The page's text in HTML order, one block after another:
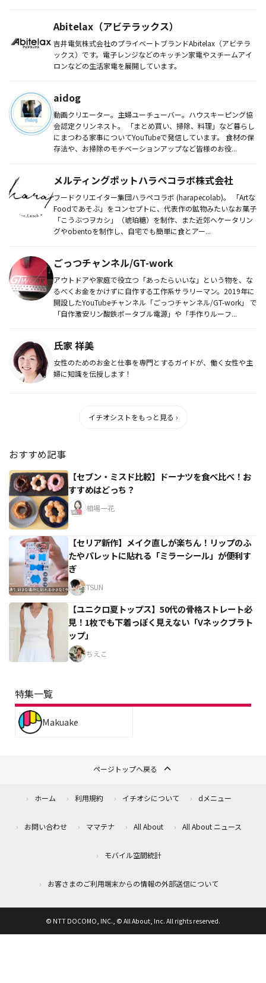
Abitelax（アビテラックス）
吉井電気株式会社のプライベートブランドAbitelax（アビテラ
ックス）です。電子レンジなどのキッチン家電やスチームアイ
ロンなどの生活家電を展開しています。
aidog
動画クリエーター。主婦ユーチューバー。ハウスキーピング協
会認定クリンネスト。 「まとめ買い、掃除、料理」など暮らし
にまつわる家事についてYouTubeで発信しています。 食材の保
存法や、お掃除のモチベーションアップなど皆様のお役...
メルティングポットハラペコラボ株式会社
フードクリエイター集団ハラペコラボ (harapecolab)。 「Artな
Foodであそぶ」をコンセプトに、代表作の鉱物みたいなお菓子
「こうぶつヲカシ」（琥珀糖）を制作、また近郊へケータリン
グやobentoを制作し、自宅でも簡単に食とアー...
ごっつチャンネル/GT-work
アウトドアや家庭で役立つ「あったらいいな」という物を、な
るべくお金をかけずに自作する工作系サラリーマン。2019年に
開設したYouTubeチャンネル「ごっつチャンネル/GT-work」 で
「自作激安リン酸鉄ポータブル電源」や「手作りルーフ...
氏家 祥美
女性のためのお金と仕事を専門とするガイドが、働く女性や主
婦に知識を伝授します！
イチオシストをもっと見る ›
おすすめ記事
【セブン・ミスド比較】ドーナツを食べ比べ！お
すすめはどっち？
相場一花
【セリア新作】メイク直しが楽ちん！リップのふ
たやパレットに貼れる「ミラーシール」が便利す
ぎ
TSUN
【ユニクロ夏トップス】50代の骨格ストレート必
見！1枚でも下着っぽく見えない「Vネックブラト
ップ」
ちえこ
特集一覧
Makuake
ページトップへ戻る
ホーム 利用規約 イチオシについて dメニュー
お問い合わせ ママテナ All About All About ニュース
モバイル空間統計
お客さまのご利用端末からの情報の外部送信について
© NTT DOCOMO, INC., © All About, Inc. All rights reserved.